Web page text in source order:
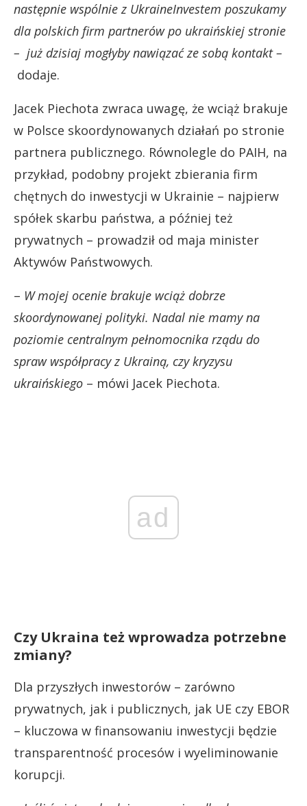
następnie wspólnie z UkraineInvestem poszukamy
dla polskich firm partnerów po ukraińskiej stronie
– już dzisiaj mogłyby nawiązać ze sobą kontakt –
dodaje.
Jacek Piechota zwraca uwagę, że wciąż brakuje
w Polsce skoordynowanych działań po stronie
partnera publicznego. Równolegle do PAIH, na
przykład, podobny projekt zbierania firm
chętnych do inwestycji w Ukrainie – najpierw
spółek skarbu państwa, a później też
prywatnych – prowadził od maja minister
Aktywów Państwowych.
– W mojej ocenie brakuje wciąż dobrze
skoordynowanej polityki. Nadal nie mamy na
poziomie centralnym pełnomocnika rządu do
spraw współpracy z Ukrainą, czy kryzysu
ukraińskiego – mówi Jacek Piechota.
ad
Czy Ukraina też wprowadza potrzebne
zmiany?
Dla przyszłych inwestorów – zarówno
prywatnych, jak i publicznych, jak UE czy EBOR
– kluczowa w finansowaniu inwestycji będzie
transparentność procesów i wyeliminowanie
korupcji.